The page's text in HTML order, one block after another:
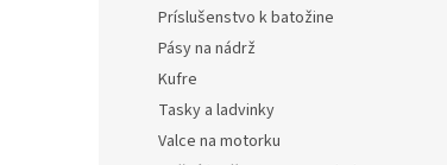
Príslušenstvo k batožine
Pásy na nádrž
Kufre
Tasky a ladvinky
Valce na motorku